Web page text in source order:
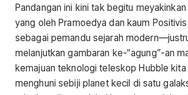
Pandangan ini kini tak begitu
yang oleh Pramoedya dan kaum
sebagai pemandu sejarah
melanjutkan gambaran ke-“agung”-an
kemajuan teknologi teleskop Hubble kita
menghuni sebiji planet kecil di satu